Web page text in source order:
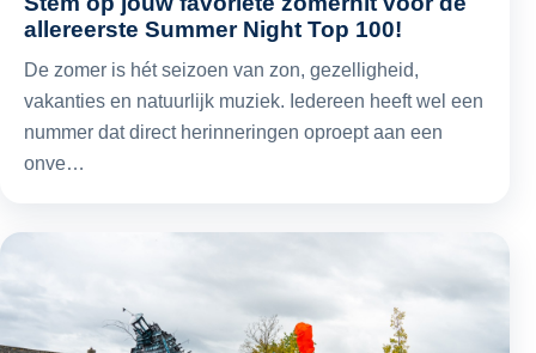
allereerste Summer Night Top 100!
De zomer is hét seizoen van zon, gezelligheid,
vakanties en natuurlijk muziek. Iedereen heeft wel een
nummer dat direct herinneringen oproept aan een
onve…